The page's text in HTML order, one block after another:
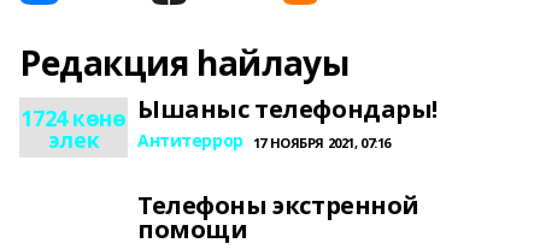
Редакция һайлауы
1724 көнө
элек
Ышаныс телефондары!
Антитеррор 17 НОЯБРЯ 2021, 07:16
Телефоны экстренной
помощи